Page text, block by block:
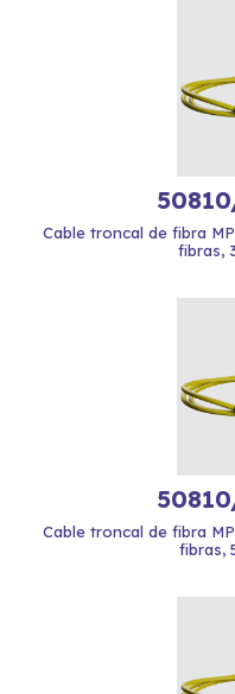
Cable troncal de fibra
fibras,
Cable troncal de fibra
fibras,